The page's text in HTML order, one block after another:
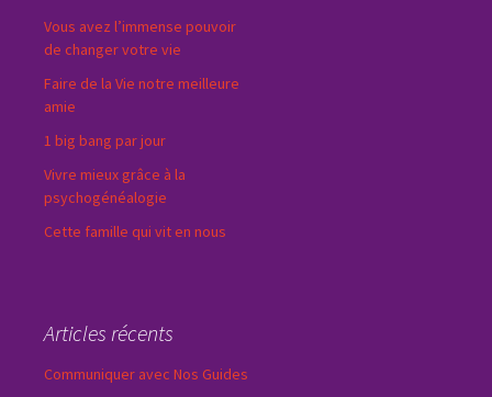
Vous avez l’immense pouvoir
de changer votre vie
Faire de la Vie notre meilleure
amie
1 big bang par jour
Vivre mieux grâce à la
psychogénéalogie
Cette famille qui vit en nous
Articles récents
Communiquer avec Nos Guides